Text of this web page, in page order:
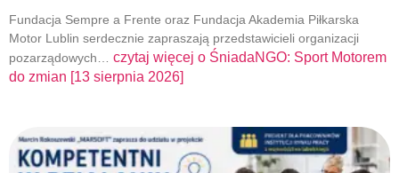
Fundacja Sempre a Frente oraz Fundacja Akademia Piłkarska
Motor Lublin serdecznie zapraszają przedstawicieli organizacji
pozarządowych… czytaj więcej o ŚniadaNGO: Sport Motorem
do zmian [13 sierpnia 2026]